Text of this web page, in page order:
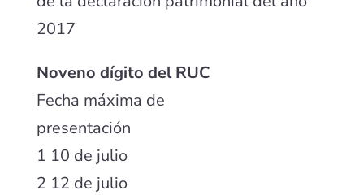
2017
Noveno dígito del RUC
Fecha máxima de
presentación
1 10 de julio
2 12 de julio